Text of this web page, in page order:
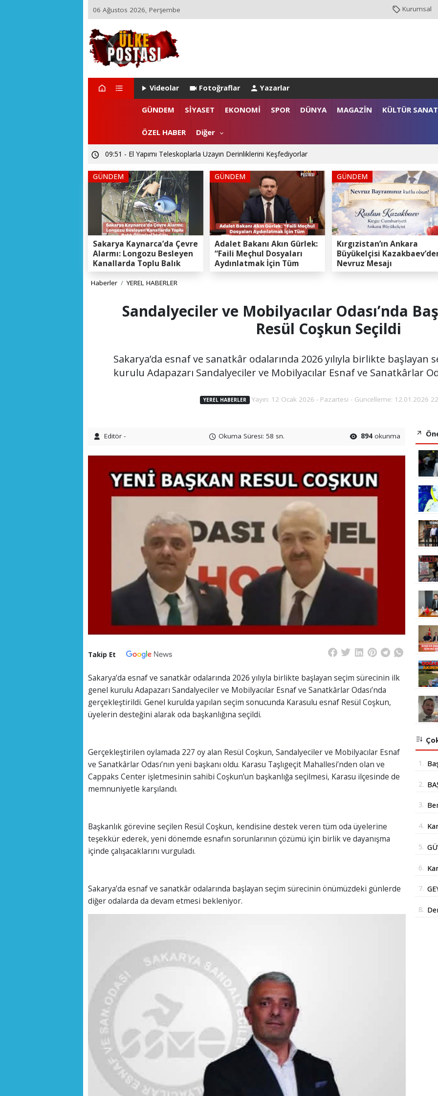
06 Ağustos 2026, Perşembe Kurumsal
Videolar Fotoğraflar Yazarlar
GÜNDEM SİYASET EKONOMİ SPOR DÜNYA MAGAZİN KÜLTÜR SANAT
ÖZEL HABER Diğer
09:51 - El Yapımı Teleskoplarla Uzayın Derinliklerini Keşfediyorlar
GÜNDEM
Sakarya Kaynarca’da Çevre
Alarmı: Longozu Besleyen
Kanallarda Toplu Balık
Ölümleri Gerçeği
GÜNDEM
Adalet Bakanı Akın Gürlek:
“Faili Meçhul Dosyaları
Aydınlatmak İçin Tüm
Kapasitemizi Seferber
GÜNDEM
Kırgızistan’ın Ankara
Büyükelçisi
Nevruz Mesajı
Haberler YEREL HABERLER
Sandalyeciler ve Mobilyacılar Odası’nda
Resül Coşkun Seçildi
Sakarya’da esnaf ve sanatkâr odalarında 2026 yılıyla birlikte başlayan
kurulu Adapazarı Sandalyeciler ve Mobilyacılar Esnaf ve Sanatkârlar
YEREL HABERLER Yayın: 12 Ocak 2026 - Pazartesi - Güncelleme: 12.01.2026
Editör - Okuma Süresi: 58 sn. 894 okunma
Takip Et
Sakarya’da esnaf ve sanatkâr odalarında 2026 yılıyla birlikte başlayan seçim sürecinin ilk
genel kurulu Adapazarı Sandalyeciler ve Mobilyacılar Esnaf ve Sanatkârlar Odası’nda
gerçekleştirildi. Genel kurulda yapılan seçim sonucunda Karasulu esnaf Resül Coşkun,
üyelerin desteğini alarak oda başkanlığına seçildi.
Gerçekleştirilen oylamada 227 oy alan Resül Coşkun, Sandalyeciler ve Mobilyacılar Esnaf
ve Sanatkârlar Odası’nın yeni başkanı oldu. Karasu Taşlıgeçit Mahallesi’nden olan ve
Cappaks Center işletmesinin sahibi Coşkun’un başkanlığa seçilmesi, Karasu ilçesinde de
memnuniyetle karşılandı.
Başkanlık görevine seçilen Resül Coşkun, kendisine destek veren tüm oda üyelerine
teşekkür ederek, yeni dönemde esnafın sorunlarının çözümü için birlik ve dayanışma
içinde çalışacaklarını vurguladı.
Sakarya’da esnaf ve sanatkâr odalarında başlayan seçim sürecinin önümüzdeki günlerde
diğer odalarda da devam etmesi bekleniyor.
1.
2.
3.
4.
5.
6.
7.
8.